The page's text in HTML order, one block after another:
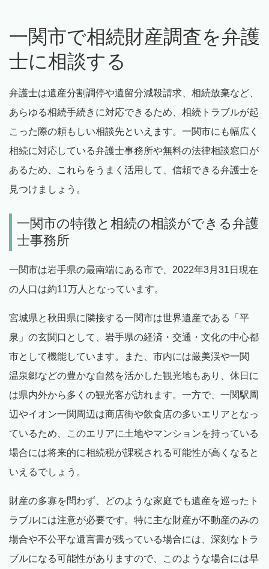
一関市で相続財産調査を弁護
士に相談する
弁護士は遺産分割調停や遺留分減殺請求、相続放棄など、
あらゆる相続手続きに対応できるため、相続トラブルが起
こった際の頼もしい相談先といえます。一関市にも幅広く
相続に対応している弁護士事務所や無料の法律相談窓口が
あるため、これらをうまく活用して、信頼できる弁護士を
見つけましょう。
一関市の特徴と相続の相談ができる弁護
士事務所
一関市は岩手県の最南端にある市で、2022年3月31日現在
の人口は約11万人となっています。
宮城県と秋田県に隣接する一関市は世界遺産である「平
泉」の玄関口として、岩手県の経済・交通・文化の中心都
市として機能しています。また、市内には厳美渓や一関
温泉郷などの豊かな自然を活かした観光地もあり、休日に
は県内外から多くの観光客が訪れます。一方で、一関駅周
辺やイオン一関周辺は商店街や飲食店の多いエリアとなっ
ているため、このエリアに土地やマンションを持っている
場合には将来的に相続税が課税される可能性が高くなると
いえるでしょう。
財産の多寡を問わず、どのような家庭でも遺産を巡ったト
ラブルには注意が必要です。特に主な財産が不動産のみの
場合や不公平な遺言書が残っている場合には、深刻なトラ
ブルになる可能性がありますので、このような場合には早